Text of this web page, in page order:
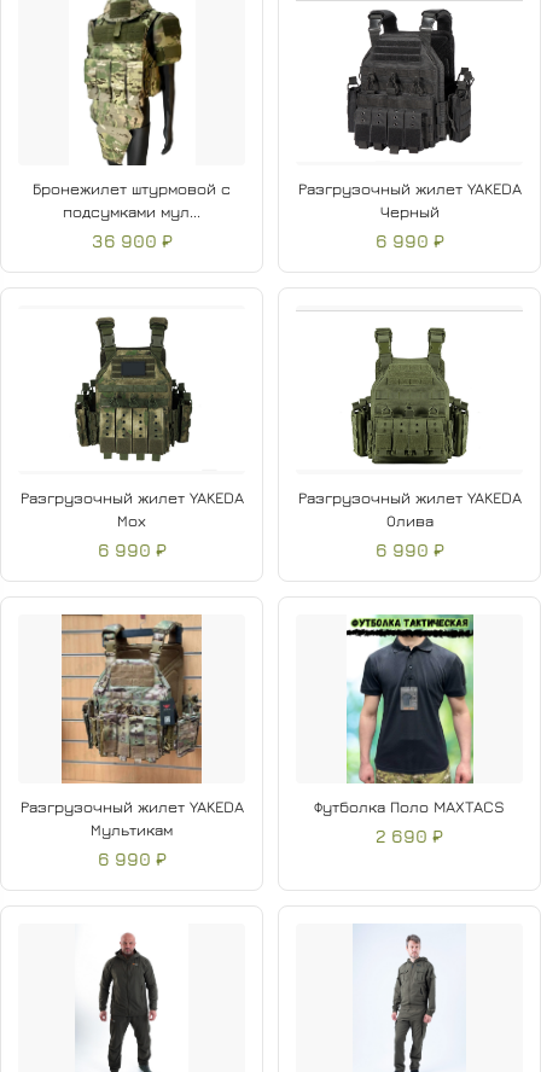
Бронежилет штурмовой с
подсумками мул...
36 900 ₽
Разгрузочный жилет YAKEDA
Черный
6 990 ₽
Разгрузочный жилет YAKEDA
Мох
6 990 ₽
Разгрузочный жилет YAKEDA
Олива
6 990 ₽
Разгрузочный жилет YAKEDA
Мультикам
6 990 ₽
Футболка Поло MAXTACS
2 690 ₽